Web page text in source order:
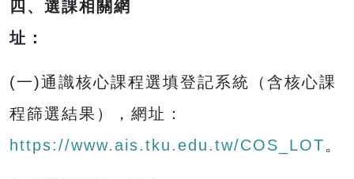
四、選課相關網
址：
(一)通識核心課程選填登記系統（含核心課
程篩選結果），網址：
https://www.ais.tku.edu.tw/COS_LOT。